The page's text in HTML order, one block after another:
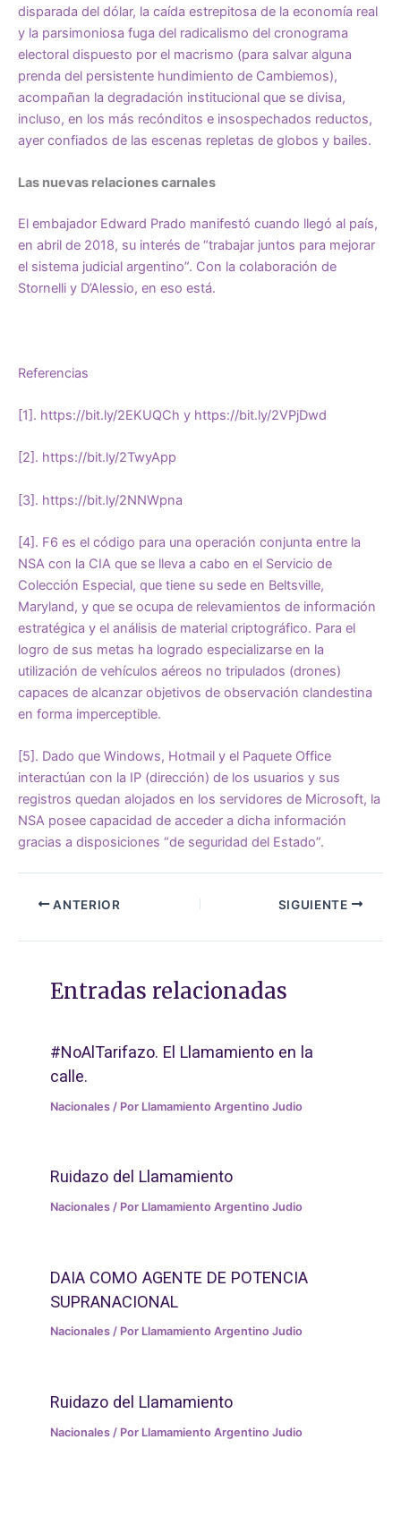
disparada del dólar, la caída estrepitosa de la economía real
y la parsimoniosa fuga del radicalismo del cronograma
electoral dispuesto por el macrismo (para salvar alguna
prenda del persistente hundimiento de Cambiemos),
acompañan la degradación institucional que se divisa,
incluso, en los más recónditos e insospechados reductos,
ayer confiados de las escenas repletas de globos y bailes.
Las nuevas relaciones carnales
El embajador Edward Prado manifestó cuando llegó al país,
en abril de 2018, su interés de “trabajar juntos para mejorar
el sistema judicial argentino”. Con la colaboración de
Stornelli y D’Alessio, en eso está.
Referencias
[1]. https://bit.ly/2EKUQCh y https://bit.ly/2VPjDwd
[2] . https://bit.ly/2TwyApp
[3]. https://bit.ly/2NNWpna
[4]. F6 es el código para una operación conjunta entre la
NSA con la CIA que se lleva a cabo en el Servicio de
Colección Especial, que tiene su sede en Beltsville,
Maryland, y que se ocupa de relevamientos de información
estratégica y el análisis de material criptográfico. Para el
logro de sus metas ha logrado especializarse en la
utilización de vehículos aéreos no tripulados (drones)
capaces de alcanzar objetivos de observación clandestina
en forma imperceptible.
[5] . Dado que Windows, Hotmail y el Paquete Office
interactúan con la IP (dirección) de los usuarios y sus
registros quedan alojados en los servidores de Microsoft, la
NSA posee capacidad de acceder a dicha información
gracias a disposiciones “de seguridad del Estado”.
ANTERIOR SIGUIENTE
Entradas relacionadas
#NoAlTarifazo. El Llamamiento en la
calle.
Nacionales / Por Llamamiento Argentino Judio
Ruidazo del Llamamiento
Nacionales / Por Llamamiento Argentino Judio
DAIA COMO AGENTE DE POTENCIA
SUPRANACIONAL
Nacionales / Por Llamamiento Argentino Judio
Ruidazo del Llamamiento
Nacionales / Por Llamamiento Argentino Judio